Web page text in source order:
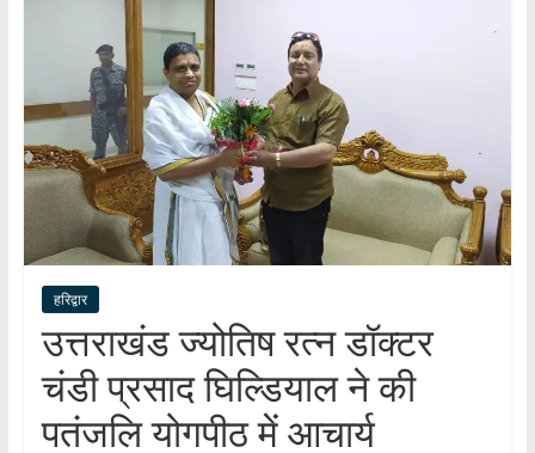
सच्ची
खबर
।
सबकी
हरिद्वार
उत्तराखंड ज्योतिष रत्न डॉक्टर
चंडी प्रसाद घिल्डियाल ने की
पतंजलि योगपीठ में आचार्य